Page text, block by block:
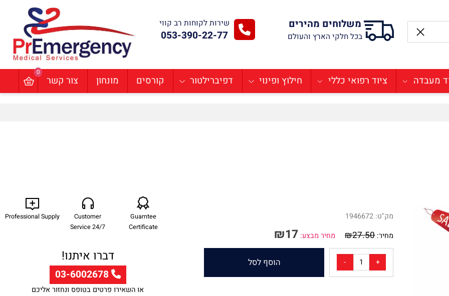
משלוחים מהירים
בכל חלקי הארץ והעולם
שירות לקוחות רב קווי
053-390-22-77
0
ציוד רפואי כללי חילוץ ופינוי דפיברילטור קורסים מונחון צור קשר
מחיר:
₪27.50 מחיר מבצע: ₪17
Guarntee
Customer
דברו איתנו!
03-6002678